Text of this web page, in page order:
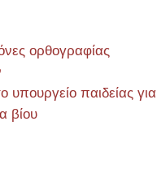
ορθογραφίας
υπουργείο παιδείας για
βίου